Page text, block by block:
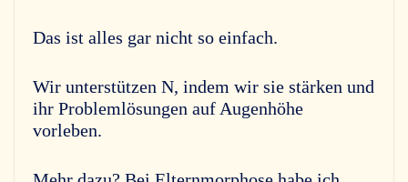
Das ist alles gar nicht so einfach.
Wir unterstützen N, indem wir sie stärken und
ihr Problemlösungen auf Augenhöhe
vorleben.